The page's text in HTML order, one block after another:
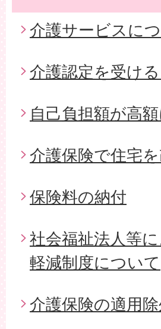
介護サービスに
介護認定を受け
自己負担額が高
介護保険で住宅
保険料の納付
社会福祉法人等
軽減制度について
介護保険の適用